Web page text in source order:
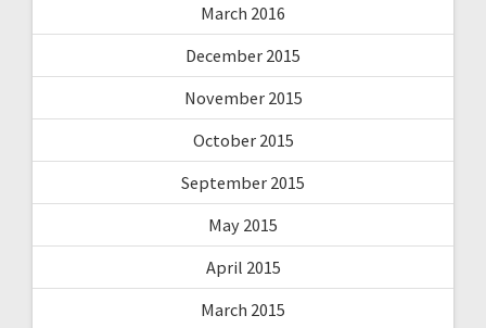
March 2016
December 2015
November 2015
October 2015
September 2015
May 2015
April 2015
March 2015